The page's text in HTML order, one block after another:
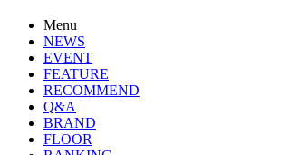
Menu
NEWS
EVENT
FEATURE
RECOMMEND
Q&A
BRAND
FLOOR